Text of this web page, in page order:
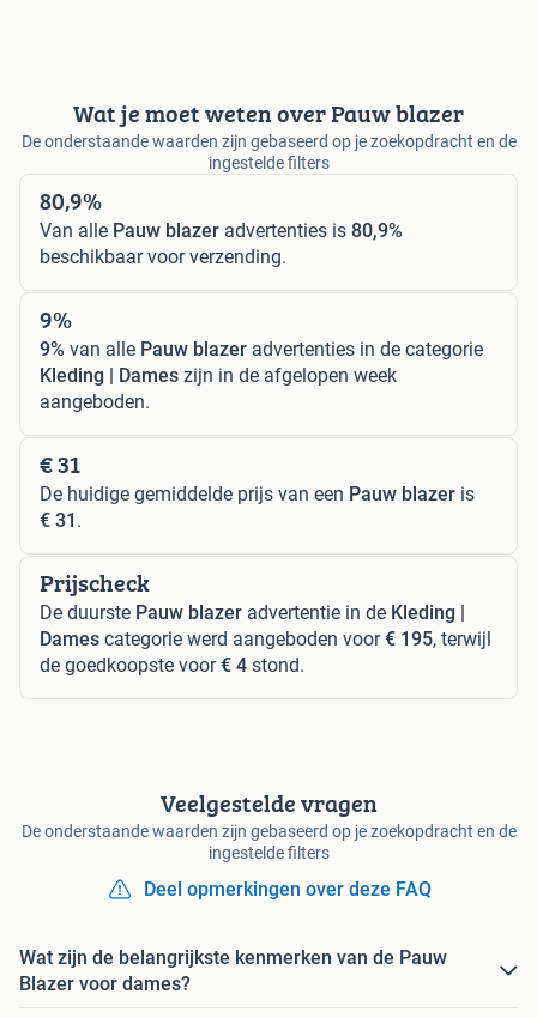
Wat je moet weten over Pauw blazer
De onderstaande waarden zijn gebaseerd op je zoekopdracht en de
ingestelde filters
80,9%
Van alle Pauw blazer advertenties is 80,9%
beschikbaar voor verzending.
9%
9% van alle Pauw blazer advertenties in de categorie
Kleding | Dames zijn in de afgelopen week
aangeboden.
€ 31
De huidige gemiddelde prijs van een Pauw blazer is
€ 31 .
Prijscheck
De duurste Pauw blazer advertentie in de Kleding |
Dames categorie werd aangeboden voor€ 195, terwijl
de goedkoopste voor€ 4 stond.
Veelgestelde vragen
De onderstaande waarden zijn gebaseerd op je zoekopdracht en de
ingestelde filters
Deel opmerkingen over deze FAQ
Wat zijn de belangrijkste kenmerken van de Pauw
Blazer voor dames?